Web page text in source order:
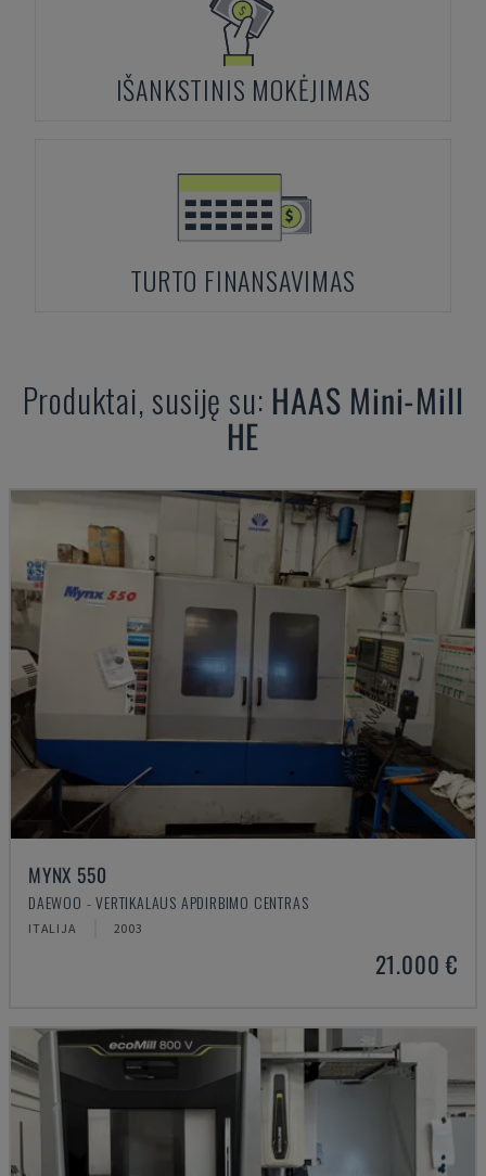
IŠANKSTINIS MOKĖJIMAS
TURTO FINANSAVIMAS
Produktai, susiję su: HAAS Mini-Mill
HE
MYNX 550
DAEWOO - VERTIKALAUS APDIRBIMO CENTRAS
ITALIJA 2003
21.000 €